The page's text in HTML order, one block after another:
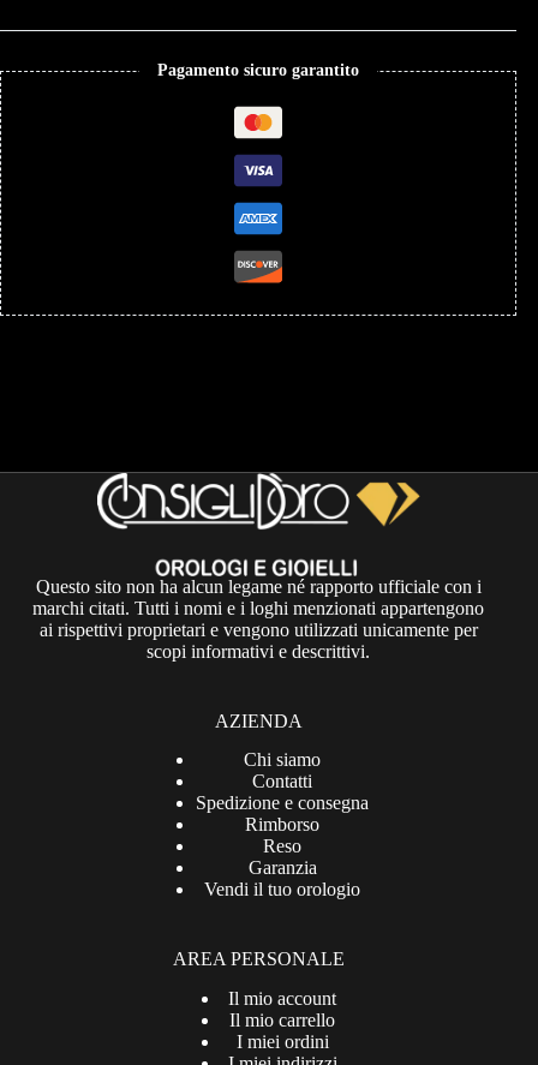
Pagamento sicuro garantito
Questo sito non ha alcun legame né rapporto ufficiale con i
marchi citati. Tutti i nomi e i loghi menzionati appartengono
ai rispettivi proprietari e vengono utilizzati unicamente per
scopi informativi e descrittivi.
AZIENDA
Chi siamo
Contatti
Spedizione e consegna
Rimborso
Reso
Garanzia
Vendi il tuo orologio
AREA PERSONALE
Il mio account
Il mio carrello
I miei ordini